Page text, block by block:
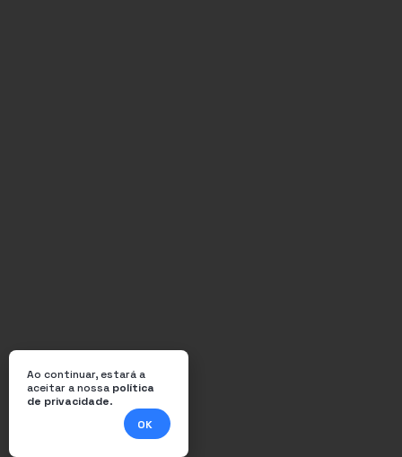
Ao continuar, estará a
aceitar a nossa política
de privacidade.
OK